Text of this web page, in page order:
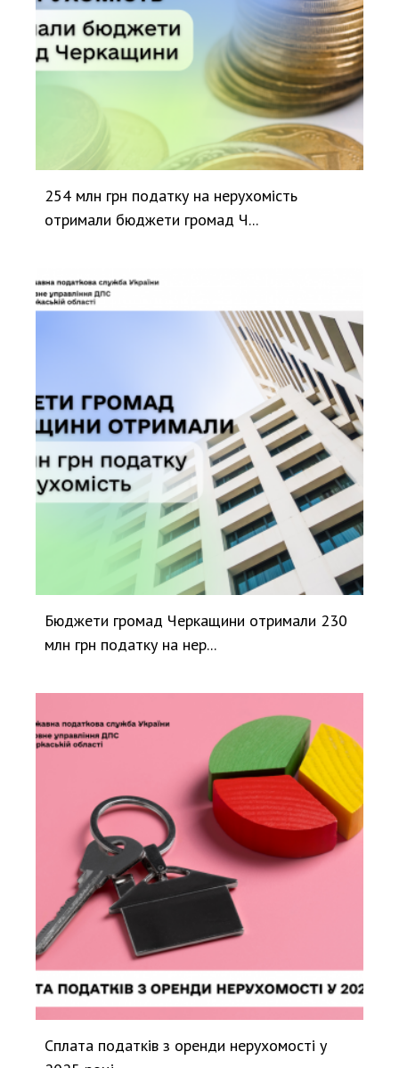
254 млн грн податку на нерухомість
отримали бюджети громад Ч...
Бюджети громад Черкащини отримали 230
млн грн податку на нер...
Сплата податків з оренди нерухомості у